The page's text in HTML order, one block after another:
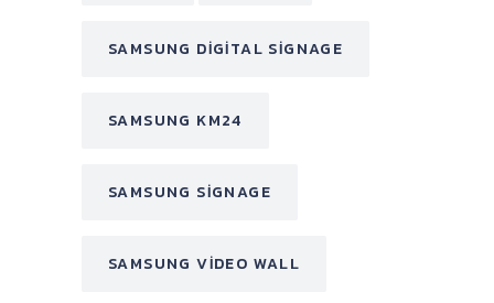
SAMSUNG DIGITAL SIGNAGE
SAMSUNG KM24
SAMSUNG SIGNAGE
SAMSUNG VIDEO WALL